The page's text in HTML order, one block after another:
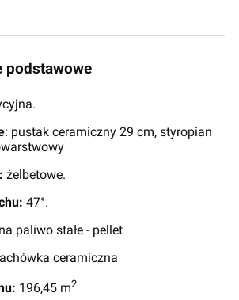
podstawowe
: pustak ceramiczny 29 cm, styropian
żelbetowe.
47°.
paliwo stałe - pellet
ceramiczna
196,45 m2